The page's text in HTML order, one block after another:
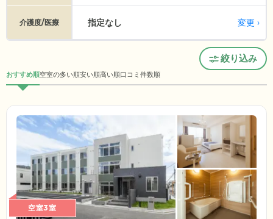
介護度/医療 指定なし 変更
絞り込み
おすすめ順空室の多い順安い順高い順口コミ件数順
空室3室